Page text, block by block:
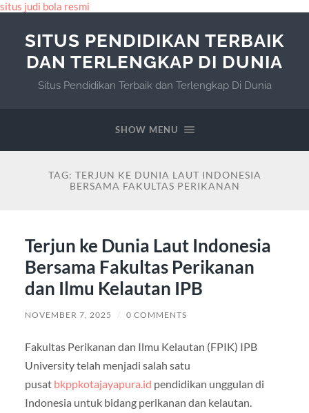
situs judi bola resmi
SITUS PENDIDIKAN TERBAIK
DAN TERLENGKAP DI DUNIA
Situs Pendidikan Terbaik dan Terlengkap Di Dunia
SHOW MENU
TAG: TERJUN KE DUNIA LAUT INDONESIA
BERSAMA FAKULTAS PERIKANAN
Terjun ke Dunia Laut Indonesia
Bersama Fakultas Perikanan
dan Ilmu Kelautan IPB
NOVEMBER 7, 2025 / 0 COMMENTS
Fakultas Perikanan dan Ilmu Kelautan (FPIK) IPB
University telah menjadi salah satu
pusat bkppkotajayapura.id pendidikan unggulan di
Indonesia untuk bidang perikanan dan kelautan.